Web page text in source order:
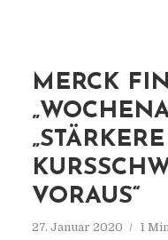
MERCK
„STÄRKERE
VORAUS“
27. Januar 2020 1